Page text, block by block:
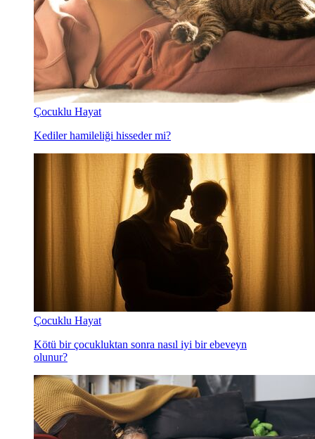
Çocuklu Hayat
Kediler hamileliği hisseder mi?
Çocuklu Hayat
Kötü bir çocukluktan sonra nasıl iyi bir ebeveyn
olunur?